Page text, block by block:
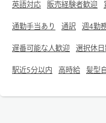
英語対応 販売経験者歓迎
通勤手当あり 通訳 週4勤
遅番可能な人歓迎 選択休日
駅近5分以内 高時給 髪型